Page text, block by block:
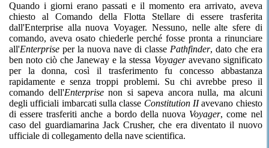
Quando i giorni erano passati e il momento era arrivato, aveva
chiesto al Comando della Flotta Stellare di essere trasferita
dall'Enterprise alla nuova Voyager. Nessuno, nelle alte sfere di
comando, aveva osato chiederle perché fosse pronta a rinunciare
all'Enterprise per la nuova nave di classe Pathfinder, dato che era
ben noto ciò che Janeway e la stessa Voyageravevano significato
per la donna, così il trasferimento fu concesso abbastanza
rapidamente e senza troppi problemi. Su chi avrebbe preso il
comando dell'Enterprisenon si sapeva ancora nulla, ma alcuni
degli ufficiali imbarcati sulla classe Constitution IIavevano chiesto
di essere trasferiti anche a bordo della nuova Voyager, come nel
caso del guardiamarina Jack Crusher, che era diventato il nuovo
ufficiale di collegamento della nave scientifica.